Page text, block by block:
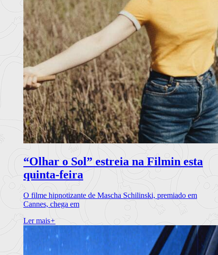
“Olhar o Sol” estreia na Filmin esta
quinta-feira
O filme hipnotizante de Mascha Schilinski, premiado em
Cannes, chega em
Ler mais+